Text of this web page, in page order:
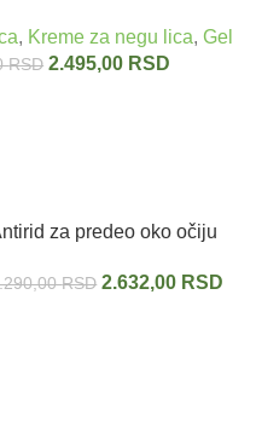
, Kreme za negu lica,
RSD 2.495,00 RSD
za predeo oko očiju
CREAM SERPENS
RSD 2.632,00 RSD